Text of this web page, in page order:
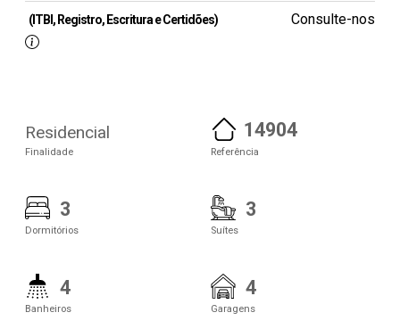
(ITBI, Registro, Escritura e Certidões) Consulte-nos
Residencial
Finalidade
14904
Referência
3
Dormitórios
3
Suítes
4
Banheiros
4
Garagens